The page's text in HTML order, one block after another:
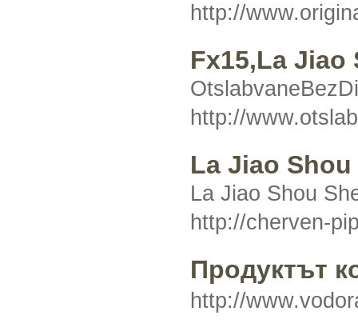
http://
Fx15,La Jiao
http://
La Jiao Shou
La Jiao Shou
http://cherven-
Продуктът
http://